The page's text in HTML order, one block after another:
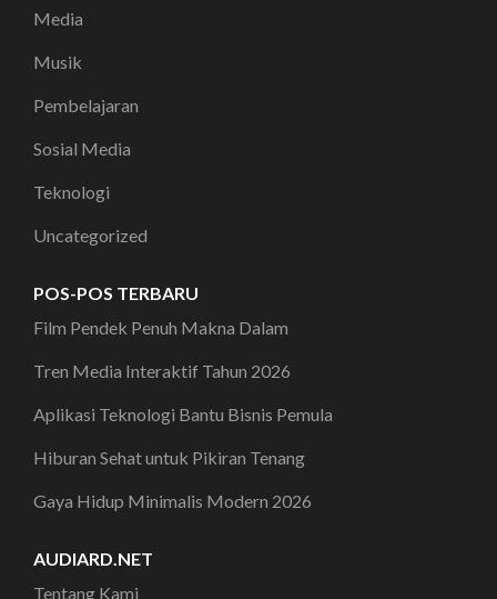
Media
Musik
Pembelajaran
Sosial Media
Teknologi
Uncategorized
POS-POS TERBARU
Film Pendek Penuh Makna Dalam
Tren Media Interaktif Tahun 2026
Aplikasi Teknologi Bantu Bisnis Pemula
Hiburan Sehat untuk Pikiran Tenang
Gaya Hidup Minimalis Modern 2026
AUDIARD.NET
Tentang Kami